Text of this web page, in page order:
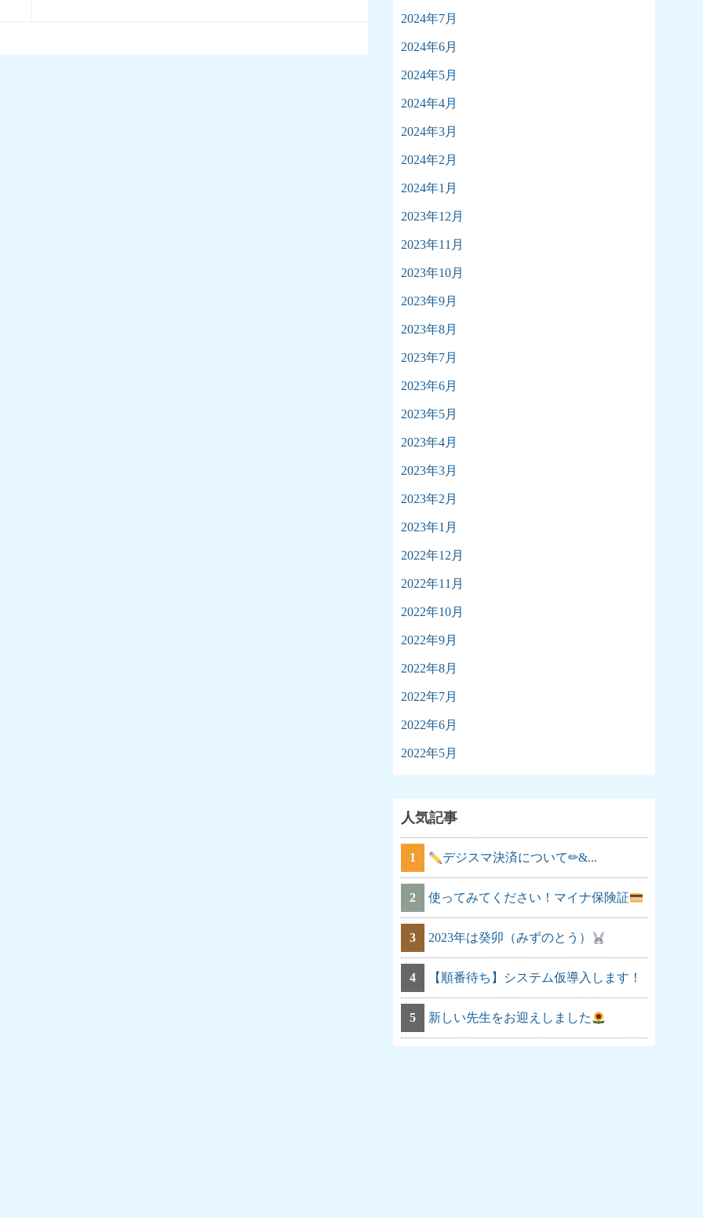
2024年7月
2024年6月
2024年5月
2024年4月
2024年3月
2024年2月
2024年1月
2023年12月
2023年11月
2023年10月
2023年9月
2023年8月
2023年7月
2023年6月
2023年5月
2023年4月
2023年3月
2023年2月
2023年1月
2022年12月
2022年11月
2022年10月
2022年9月
2022年8月
2022年7月
2022年6月
2022年5月
人気記事
1 デジスマ決済について✏&...
2 使ってみてください！マイナ保険証
3 2023年は癸卯（みずのとう）
4 【順番待ち】システム仮導入します！
5 新しい先生をお迎えしました